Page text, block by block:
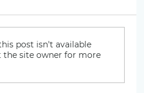
post isn't available
the site owner for more